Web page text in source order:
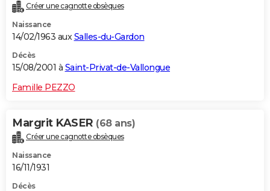
Créer une cagnotte obsèques
Naissance
14/02/1963 auxSalles-du-Gardon
Décès
15/08/2001 à Saint-Privat-de-Vallongue
Famille PEZZO
Margrit KASER (68 ans)
Créer une cagnotte obsèques
Naissance
16/11/1931
Décès